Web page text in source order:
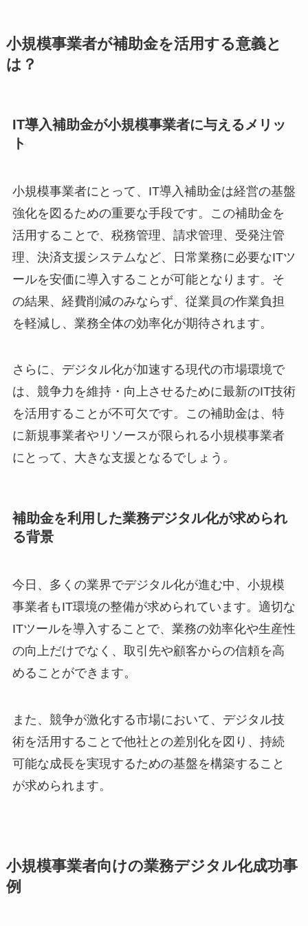
小規模事業者が補助金を活用する意義と
は？
IT導入補助金が小規模事業者に与えるメリッ
ト
小規模事業者にとって、IT導入補助金は経営の基盤
強化を図るための重要な手段です。この補助金を
活用することで、税務管理、請求管理、受発注管
理、決済支援システムなど、日常業務に必要なITツ
ールを安価に導入することが可能となります。そ
の結果、経費削減のみならず、従業員の作業負担
を軽減し、業務全体の効率化が期待されます。
さらに、デジタル化が加速する現代の市場環境で
は、競争力を維持・向上させるために最新のIT技術
を活用することが不可欠です。この補助金は、特
に新規事業者やリソースが限られる小規模事業者
にとって、大きな支援となるでしょう。
補助金を利用した業務デジタル化が求められ
る背景
今日、多くの業界でデジタル化が進む中、小規模
事業者もIT環境の整備が求められています。適切な
ITツールを導入することで、業務の効率化や生産性
の向上だけでなく、取引先や顧客からの信頼を高
めることができます。
また、競争が激化する市場において、デジタル技
術を活用することで他社との差別化を図り、持続
可能な成長を実現するための基盤を構築すること
が求められます。
小規模事業者向けの業務デジタル化成功事
例